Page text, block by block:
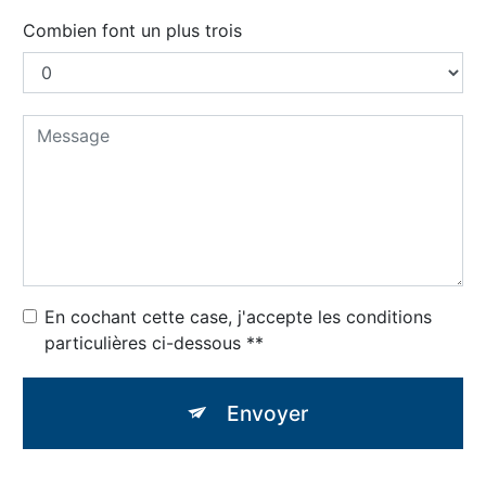
Combien font un plus trois
En cochant cette case, j'accepte les conditions
particulières ci-dessous **
Envoyer